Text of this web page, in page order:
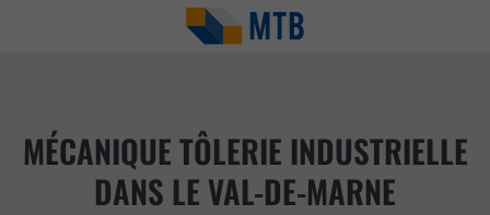
MÉCANIQUE TÔLERIE INDUSTRIELLE
DANS LE VAL-DE-MARNE